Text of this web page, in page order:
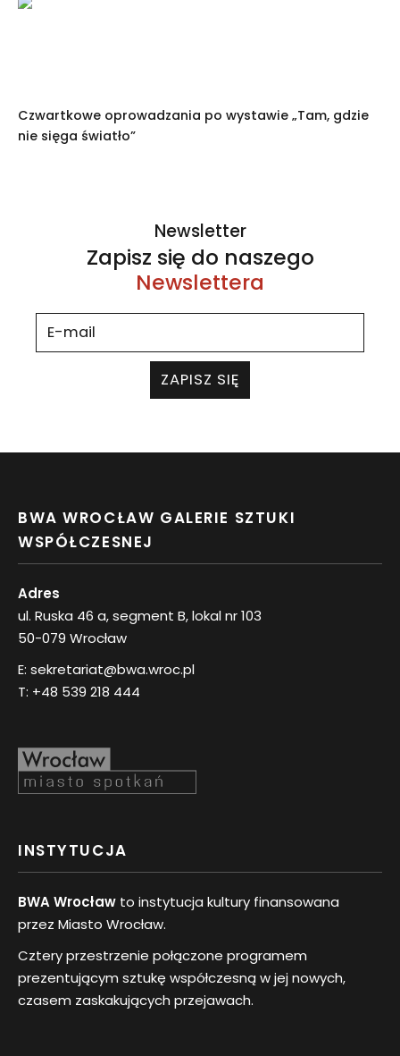
Czwartkowe oprowadzania po wystawie „Tam, gdzie
nie sięga światło”
Newsletter
Zapisz się do naszego
Newslettera
ZAPISZ SIĘ
BWA WROCŁAW GALERIE SZTUKI
WSPÓŁCZESNEJ
Adres
ul. Ruska 46 a, segment B, lokal nr 103
50-079 Wrocław
E: sekretariat@bwa.wroc.pl
T: +48 539 218 444
INSTYTUCJA
BWA Wrocław to instytucja kultury finansowana
przez Miasto Wrocław.
Cztery przestrzenie połączone programem
prezentującym sztukę współczesną w jej nowych,
czasem zaskakujących przejawach.